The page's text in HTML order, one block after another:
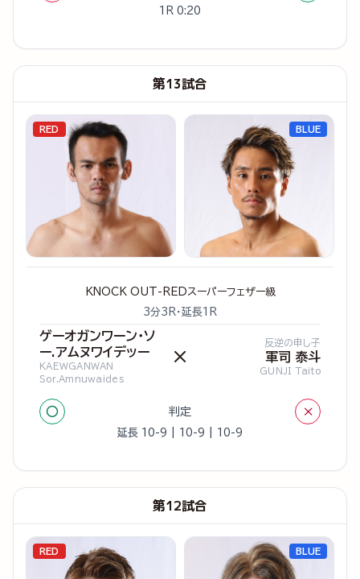
1R 0:20
第13試合
RED
KNOCK OUT-REDスーパーフェザー級
3分3R・延長1R
ゲーオガンワーン・ソ
ー.アムヌワイデッー
KAEWGANWAN
Sor.Amnuwaides
×
反逆の申し子
軍司 泰斗
GUNJI Taito
○ 判定 ×
延長 10-9 | 10-9 | 10-9
BLUE
第12試合
RED BLUE